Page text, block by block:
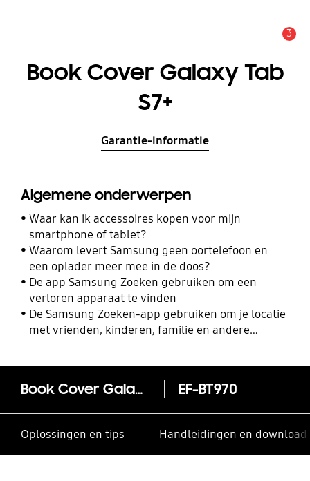
3
Book Cover Galaxy Tab
S7+
Garantie-informatie
Algemene onderwerpen
Waar kan ik accessoires kopen voor mijn
smartphone of tablet?
Waarom levert Samsung geen oortelefoon en
een oplader meer mee in de doos?
De app Samsung Zoeken gebruiken om een
verloren apparaat te vinden
De Samsung Zoeken-app gebruiken om je locatie
met vrienden, kinderen, familie en andere
Book Cover Galaxy Tab S7+ EF-BT970
Oplossingen en tips Handleidingen en